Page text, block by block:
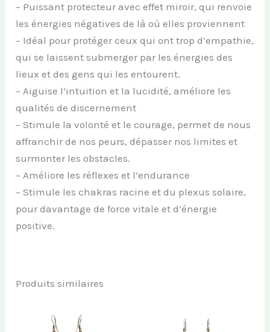
– Puissant protecteur avec effet miroir, qui renvoie
les énergies négatives de là où elles proviennent
– Idéal pour protéger ceux qui ont trop d’empathie,
qui se laissent submerger par les énergies des
lieux et des gens qui les entourent.
– Aiguise l’intuition et la lucidité, améliore les
qualités de discernement
– Stimule la volonté et le courage, permet de nous
affranchir de nos peurs, dépasser nos limites et
surmonter les obstacles.
– Améliore les réflexes et l’endurance
– Stimule les chakras racine et du plexus solaire,
pour davantage de force vitale et d’énergie
positive.
Produits similaires